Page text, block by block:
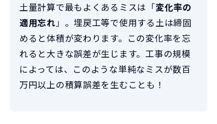
土量計算で最もよくあるミスは「変化率の
適用忘れ」。埋戻工等で使用する土は締固
めると体積が変わります。この変化率を忘
れると大きな誤差が生じます。工事の規模
によっては、このような単純なミスが数百
万円以上の積算誤差を生むことも！